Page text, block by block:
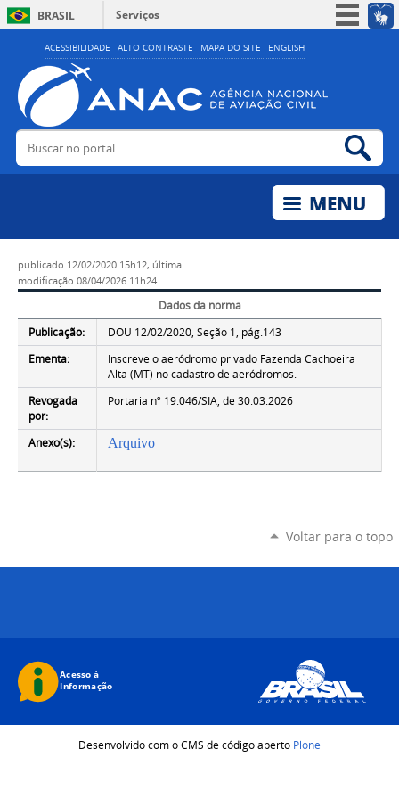
ACESSIBILIDADE ALTO CONTRASTE MAPA DO SITE ENGLISH
BRASIL
Serviços
Simplifique!
Acesso à informação
Legislação
Buscar no portal
publicado 12/02/2020 15h12, última
modificação 08/04/2026 11h24
Dados da norma
Publicação:
DOU 12/02/2020, Seção 1, pág.143
Ementa:
Inscreve o aeródromo privado Fazenda Cachoeira
Alta (MT) no cadastro de aeródromos.
Revogada
por:
Portaria nº 19.046/SIA, de 30.03.2026
Anexo(s): Arquivo
Voltar para o topo
Desenvolvido com o CMS de código aberto Plone